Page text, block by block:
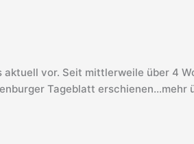
vor. Seit mittlerweile über 4
Tageblatt erschienen…mehr